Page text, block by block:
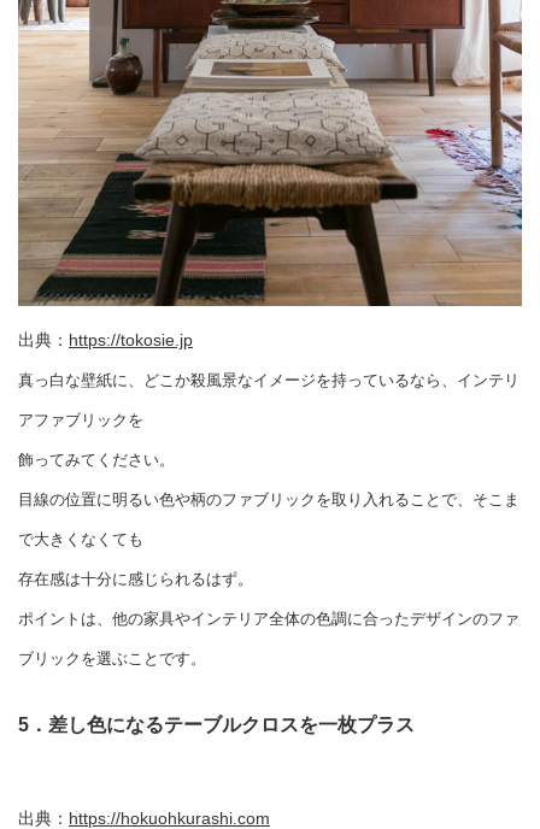
出典： https://tokosie.jp
真っ白な壁紙に、どこか殺風景なイメージを持っているなら、インテリ
アファブリックを
飾ってみてください。
目線の位置に明るい色や柄のファブリックを取り入れることで、そこま
で大きくなくても
存在感は十分に感じられるはず。
ポイントは、他の家具やインテリア全体の色調に合ったデザインのファ
ブリックを選ぶことです。
5．差し色になるテーブルクロスを一枚プラス
出典： https://hokuohkurashi.com